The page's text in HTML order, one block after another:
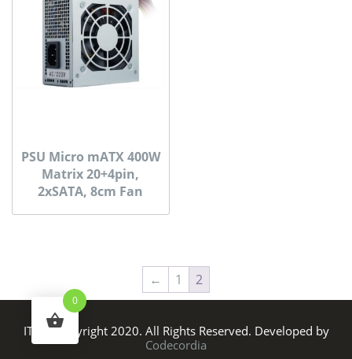
PSU Micro mATX 400W
Matrix 20+4pin,
2xSATA, 8cm Fan
← 1 2
ITS © Copyright 2020. All Rights Reserved. Developed by
Codecordia
0